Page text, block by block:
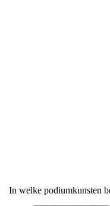
In welke podiumkunsten